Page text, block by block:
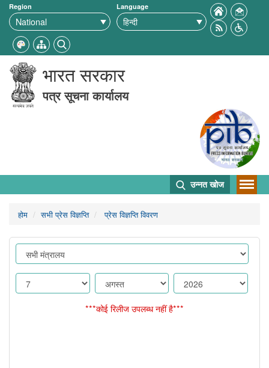
Region Language
भारत सरकार
पत्र सूचना कार्यालय
उन्नत खोज
होम सभी प्रेस विज्ञप्ति प्रेस विज्ञप्ति विवरण
***कोई रिलीज उपलब्ध नहीं है***